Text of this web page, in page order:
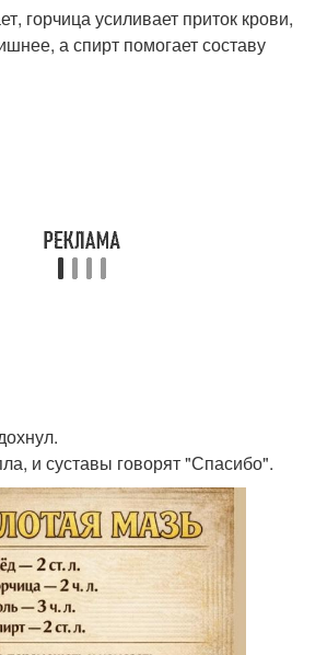
горчица усиливает приток крови,
а спирт помогает составу
и суставы говорят "Спасибо".